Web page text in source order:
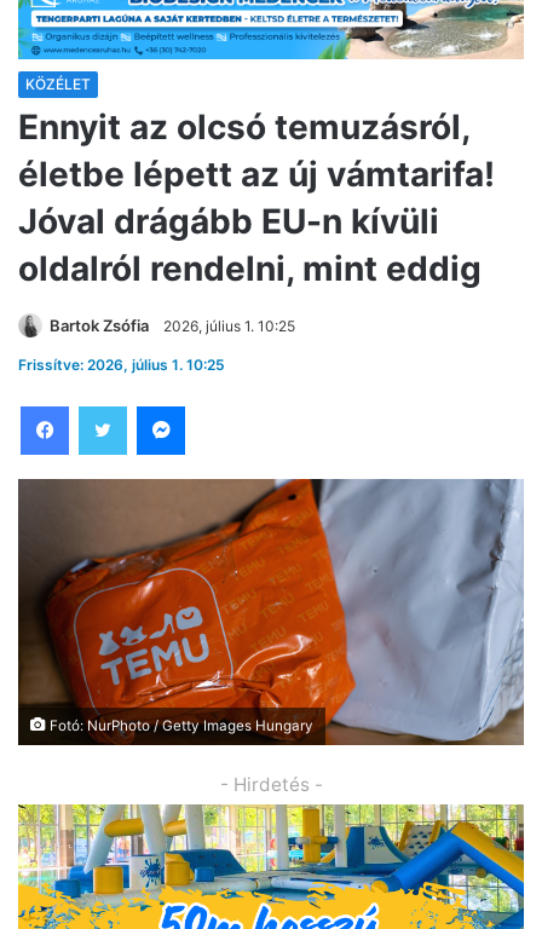
KÖZÉLET
Ennyit az olcsó temuzásról,
életbe lépett az új vámtarifa!
Jóval drágább EU-n kívüli
oldalról rendelni, mint eddig
Bartok Zsófia 2026, július 1. 10:25
Frissítve: 2026, július 1. 10:25
Fotó: NurPhoto / Getty Images Hungary
- Hirdetés -